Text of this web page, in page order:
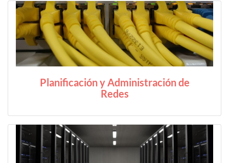
Planificación y Administración de
Redes